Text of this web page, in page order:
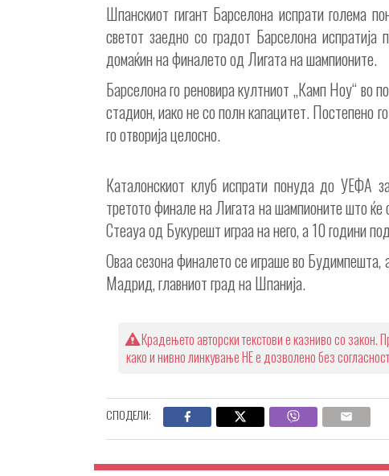
Шпанскиот гигант Барселона испрати голема
светот заедно со градот Барселона
домаќин на финалето од Лигата на шампионите.
Барселона го реновира култниот „Камп Ноу“ во
стадион, иако не со полн капацитет. Постепено
го отворија целосно.
Каталонскиот клуб испрати понуда до УЕФА
третото финале на Лигата на шампионите што
Стеауа од Букурешт играа на него, а 10 години
Оваа сезона финалето се играше во Будимпешта,
Мадрид, главниот град на Шпанија.
Крадењето авторски текстови е казниво со закон.
како и нивно линкување НЕ е дозволено без
СПОДЕЛИ: